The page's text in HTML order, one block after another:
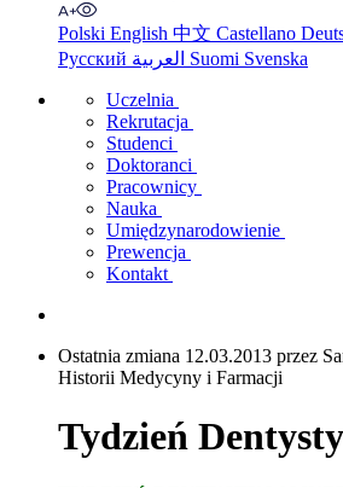
Polski English 中文 Castellano
Русский
Suomi Svenska
Uczelnia
Rekrutacja
Studenci
Doktoranci
Pracownicy
Nauka
Umiędzynarodowienie
Prewencja
Kontakt
Ostatnia zmiana 12.03.2013 przez
Historii Medycyny i Farmacji
Tydzień Dentysty